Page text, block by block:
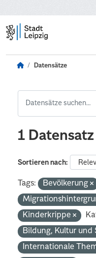
Datensätze
1
Sortieren nach
Tags:
Bevölkerung
Kinderkrippe
Bildung, Kultur und
Internationale